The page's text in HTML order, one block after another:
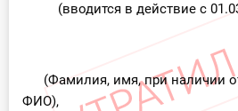
(вводится в действие с
(Фамилия, имя, при наличии
ФИО),